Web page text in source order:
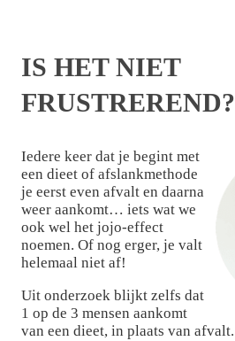
IS HET NIET
FRUSTREREND?
Iedere keer dat je begint met
een dieet of afslankmethode
je eerst even afvalt en daarna
weer aankomt… iets wat we
ook wel het jojo-effect
noemen. Of nog erger, je valt
helemaal niet af!
Uit onderzoek blijkt zelfs dat
1 op de 3 mensen aankomt
van een dieet, in plaats van afvalt.